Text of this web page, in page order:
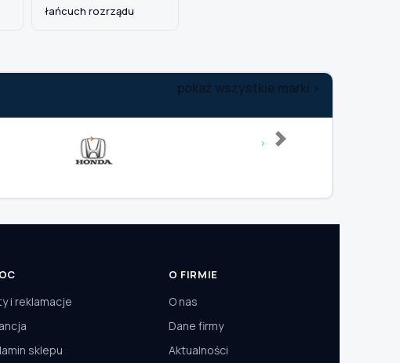
łańcuch rozrządu
pokaż wszystkie marki >
i reklamacje
sklepu
O FIRMIE
O nas
Dane firmy
Aktualności